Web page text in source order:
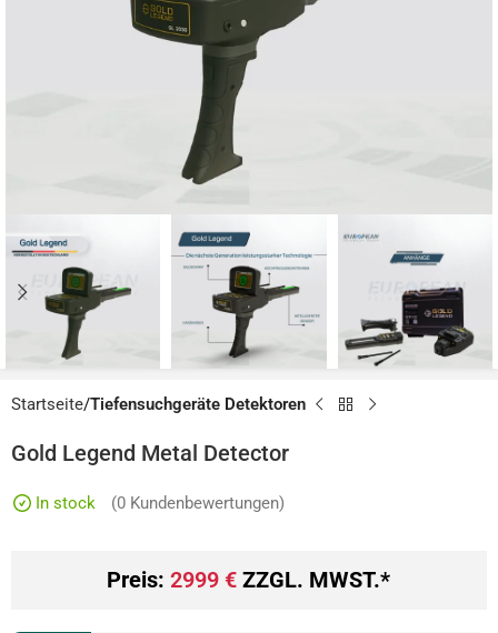
Startseite Tiefensuchgeräte Detektoren
Gold Legend Metal Detector
In stock (0 Kundenbewertungen)
Preis:2999€ ZZGL. MWST.*